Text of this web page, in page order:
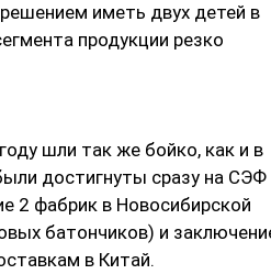
иметь двух детей в
продукции резко
шли так же бойко, как и в
достигнуты сразу на СЭФ
2 фабрик в Новосибирской
батончиков) и
в Китай.